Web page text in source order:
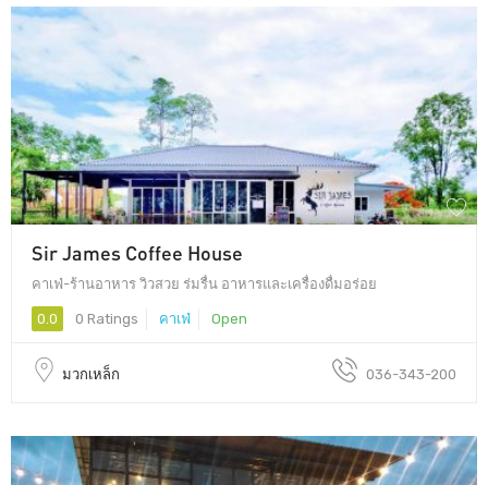
Sir James Coffee House
คาเฟ่-ร้านอาหาร วิวสวย ร่มรื่น อาหารและเครื่องดื่มอร่อย
0.0 0 Ratings คาเฟ่ Open
มวกเหล็ก 036-343-200